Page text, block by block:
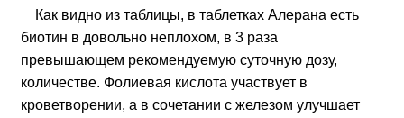
Как видно из таблицы, в таблетках Алерана есть
биотин в довольно неплохом, в 3 раза
превышающем рекомендуемую суточную дозу,
количестве. Фолиевая кислота участвует в
кроветворении, а в сочетании с железом улучшает